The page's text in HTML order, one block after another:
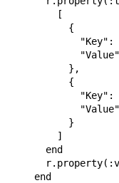
        [
          {
"Key":
          },
          {
"Key":
          }
        ]
      end
    end